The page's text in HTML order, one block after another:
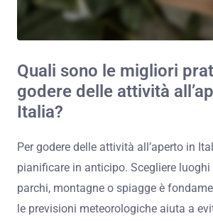
Quali sono le migliori
godere delle attività
Italia?
Per godere delle attività all’aperto in
pianificare in anticipo. Scegliere
parchi, montagne o spiagge è
le previsioni meteorologiche aiuta a